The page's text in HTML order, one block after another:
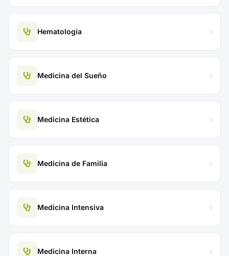
Hematología
Medicina del Sueño
Medicina Estética
Medicina de Familia
Medicina Intensiva
Medicina Interna